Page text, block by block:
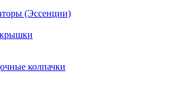
(Эссенции)
колпачки